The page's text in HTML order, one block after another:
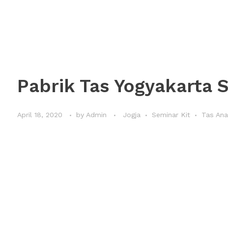
Pabrik Tas Yogyakarta
April 18, 2020 by Admin Jogja Seminar Kit Tas